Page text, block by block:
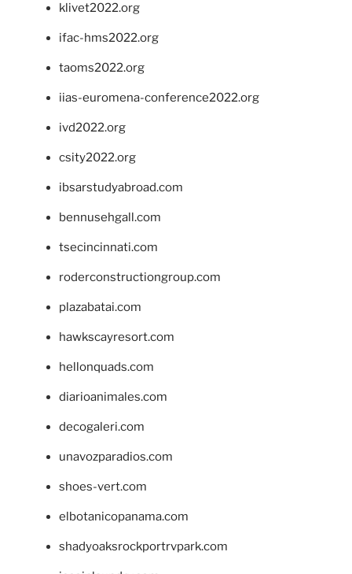
klivet2022.org
ifac-hms2022.org
taoms2022.org
iias-euromena-conference2022.org
ivd2022.org
csity2022.org
ibsarstudyabroad.com
bennusehgall.com
tsecincinnati.com
roderconstructiongroup.com
plazabatai.com
hawkscayresort.com
hellonquads.com
diarioanimales.com
decogaleri.com
unavozparadios.com
shoes-vert.com
elbotanicopanama.com
shadyoaksrockportrvpark.com